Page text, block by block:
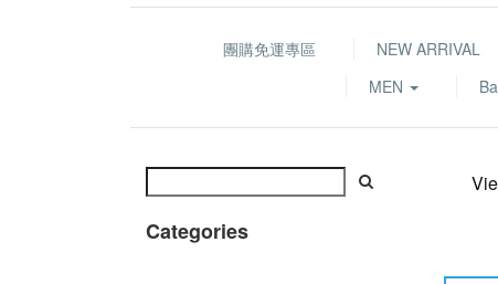
團購免運專區 NEW ARRIVAL
MEN
Categories